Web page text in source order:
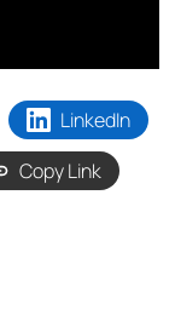
LinkedIn
Copy Link